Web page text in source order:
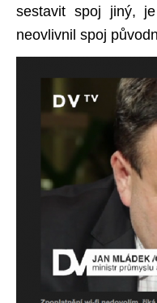
sestavit spoj jiný,
neovlivnil spoj